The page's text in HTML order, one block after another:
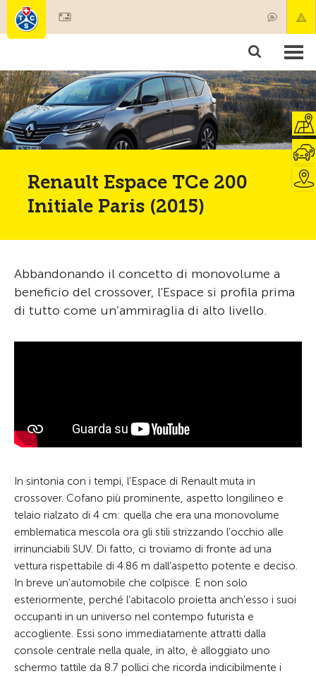
Societariato & prestazioni
Test, sicurezza & salute
Renault Espace TCe 200
Initiale Paris (2015)
Abbandonando il concetto di monovolume a
beneficio del crossover, l'Espace si profila prima
di tutto come un’ammiraglia di alto livello.
In sintonia con i tempi, l’Espace di Renault muta in
crossover. Cofano più prominente, aspetto longilineo e
telaio rialzato di 4 cm: quella che era una monovolume
emblematica mescola ora gli stili strizzando l’occhio alle
irrinunciabili SUV. Di fatto, ci troviamo di fronte ad una
vettura rispettabile di 4.86 m dall’aspetto potente e deciso.
In breve un’automobile che colpisce. E non solo
esteriormente, perché l’abitacolo proietta anch’esso i suoi
occupanti in un universo nel contempo futurista e
accogliente. Essi sono immediatamente attratti dalla
console centrale nella quale, in alto, è alloggiato uno
schermo tattile da 8.7 pollici che ricorda indicibilmente i